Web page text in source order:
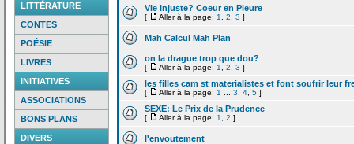
LITTÉRATURE
CONTES
POÉSIE
LIVRES
INITIATIVES
ASSOCIATIONS
BONS PLANS
DIVERS
Vie Injuste? Coeur en Pleure
[ Aller à la page: 1 2 3 ]
Mah Calcul Mah Plan
on la drague trop que dou?
[ Aller à la page: 1 2 3 ]
les filles cam st materialistes et font soufrir leur
[ Aller à la page: 1 3 4 5 ]
SEXE: Le Prix de la Prudence
[ Aller à la page: 1 2 ]
l'envoutement